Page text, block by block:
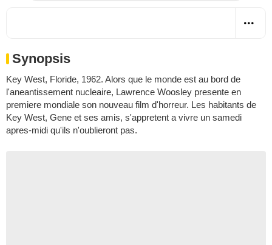
Synopsis
Key West, Floride, 1962. Alors que le monde est au bord de
l'aneantissement nucleaire, Lawrence Woosley presente en
premiere mondiale son nouveau film d'horreur. Les habitants de
Key West, Gene et ses amis, s'appretent a vivre un samedi
apres-midi qu'ils n'oublieront pas.